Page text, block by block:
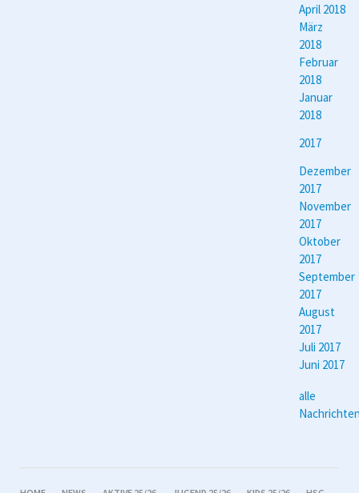
April 2018
März
2018
Februar
2018
Januar
2018
2017
Dezember
2017
November
2017
Oktober
2017
September
2017
August
2017
Juli 2017
Juni 2017
alle